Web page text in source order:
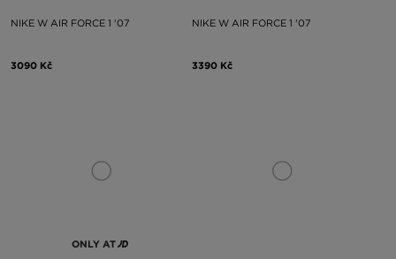
NIKE W AIR FORCE 1 '07
3090 Kč
NIKE W AIR FORCE 1 '07
3390 Kč
ONLY AT